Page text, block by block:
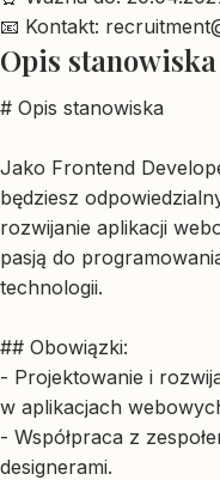
📧 Kontakt:
Opis stanowiska
# Opis stanowiska
Jako Frontend
będziesz
rozwijanie aplikacji
pasją do
technologii.
## Obowiązki:
- Projektowanie i
w aplikacjach
- Współpraca z
designerami.